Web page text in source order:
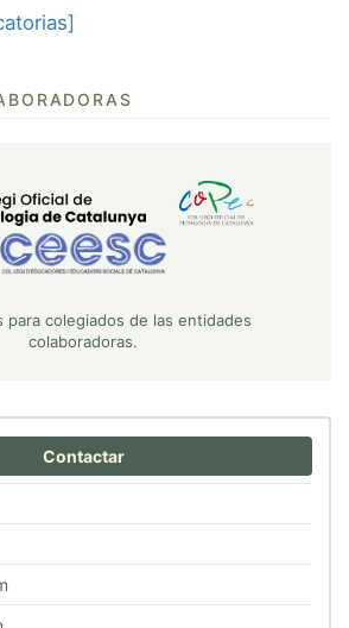
para colegiados de las entidades
colaboradoras.
Contactar